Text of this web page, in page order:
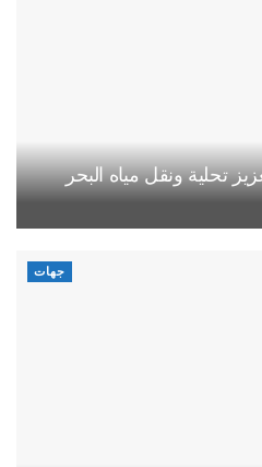
تحلية ونقل مياه البحر
جهات